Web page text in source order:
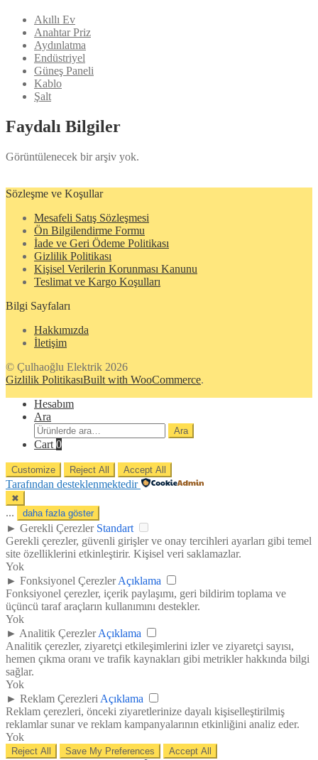
Akıllı Ev
Anahtar Priz
Aydınlatma
Endüstriyel
Güneş Paneli
Kablo
Şalt
Faydalı Bilgiler
Görüntülenecek bir arşiv yok.
Sözleşme ve Koşullar
Mesafeli Satış Sözleşmesi
Ön Bilgilendirme Formu
İade ve Geri Ödeme Politikası
Gizlilik Politikası
Kişisel Verilerin Korunması Kanunu
Teslimat ve Kargo Koşulları
Bilgi Sayfaları
Hakkımızda
İletişim
© Çulhaoğlu Elektrik 2026
Gizlilik PolitikasıBuilt with WooCommerce.
Hesabım
Ara
Ara:
Ara
Cart 0
Customize Reject All Accept All
Tarafından desteklenmektedir
✖
... daha fazla göster
► Gerekli Çerezler Standart
Gerekli çerezler, güvenli girişler ve onay tercihleri ayarları gibi temel
site özelliklerini etkinleştirir. Kişisel veri saklamazlar.
Yok
► Fonksiyonel Çerezler Açıklama
Fonksiyonel çerezler, içerik paylaşımı, geri bildirim toplama ve
üçüncü taraf araçların kullanımını destekler.
Yok
► Analitik Çerezler Açıklama
Analitik çerezler, ziyaretçi etkileşimlerini izler ve ziyaretçi sayısı,
hemen çıkma oranı ve trafik kaynakları gibi metrikler hakkında bilgi
sağlar.
Yok
► Reklam Çerezleri Açıklama
Reklam çerezleri, önceki ziyaretlerinize dayalı kişiselleştirilmiş
reklamlar sunar ve reklam kampanyalarının etkinliğini analiz eder.
Yok
Reject All Save My Preferences Accept All